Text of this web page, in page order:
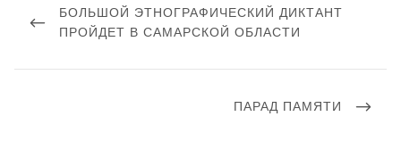
записям
ПРЕДЫДУЩИЙ
ПОСТ
БОЛЬШОЙ ЭТНОГРАФИЧЕСКИЙ ДИКТАНТ
ПРОЙДЕТ В САМАРСКОЙ ОБЛАСТИ
СЛЕДУЮЩИЙ
ПАРАД ПАМЯТИ